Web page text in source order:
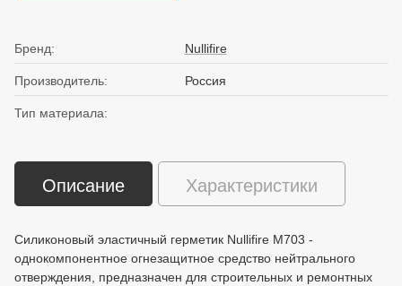
Бренд: Nullifire
Производитель: Россия
Тип материала:
Описание Характеристики
Силиконовый эластичный герметик Nullifire M703 -
однокомпонентное огнезащитное средство нейтрального
отверждения, предназначен для строительных и ремонтных